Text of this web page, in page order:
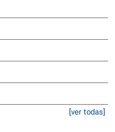
[ver todas]